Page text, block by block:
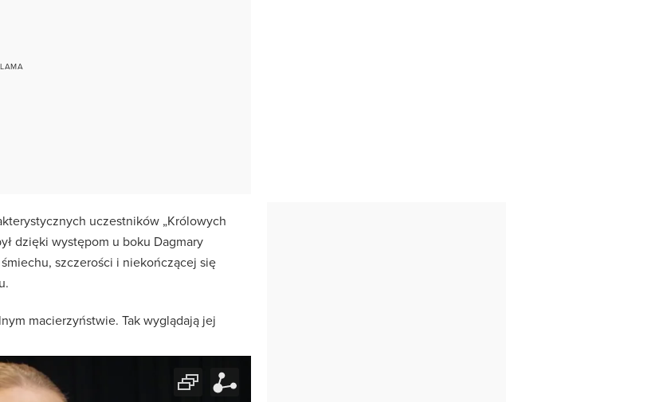
uczestników „Królowych
dzięki występom u boku Dagmary
szczerości i niekończącej się
macierzyństwie. Tak wyglądają jej